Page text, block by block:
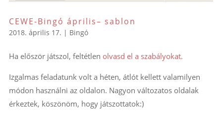
CEWE-Bingó április– sablon
2018. április 17. | Bingó
Ha először játszol, feltétlen olvasd el a szabályokat.
Izgalmas feladatunk volt a héten, átlót kellett valamilyen
módon használni az oldalon. Nagyon változatos oldalak
érkeztek, köszönöm, hogy játszottatok:)